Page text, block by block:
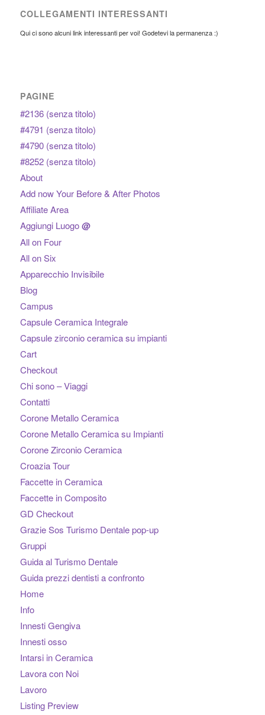
COLLEGAMENTI INTERESSANTI
Qui ci sono alcuni link interessanti per voi! Godetevi la permanenza :)
PAGINE
#2136 (senza titolo)
#4791 (senza titolo)
#4790 (senza titolo)
#8252 (senza titolo)
About
Add now Your Before & After Photos
Affiliate Area
Aggiungi Luogo@
All on Four
All on Six
Apparecchio Invisibile
Blog
Campus
Capsule Ceramica Integrale
Capsule zirconio ceramica su impianti
Cart
Checkout
Chi sono – Viaggi
Contatti
Corone Metallo Ceramica
Corone Metallo Ceramica su Impianti
Corone Zirconio Ceramica
Croazia Tour
Faccette in Ceramica
Faccette in Composito
GD Checkout
Grazie Sos Turismo Dentale pop-up
Gruppi
Guida al Turismo Dentale
Guida prezzi dentisti a confronto
Home
Info
Innesti Gengiva
Innesti osso
Intarsi in Ceramica
Lavora con Noi
Lavoro
Listing Preview